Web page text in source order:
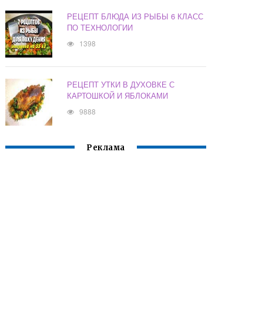
РЕЦЕПТ БЛЮДА ИЗ РЫБЫ 6 КЛАСС
ПО ТЕХНОЛОГИИ
1398
РЕЦЕПТ УТКИ В ДУХОВКЕ С
КАРТОШКОЙ И ЯБЛОКАМИ
9888
Реклама